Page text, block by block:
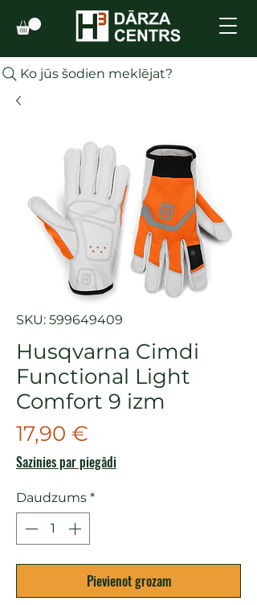
Ko jūs šodien meklējat?
SKU: 599649409
Husqvarna Cimdi
Functional Light
Comfort 9 izm
17,90 €
Sazinies par piegādi
Daudzums *
Pievienot grozam